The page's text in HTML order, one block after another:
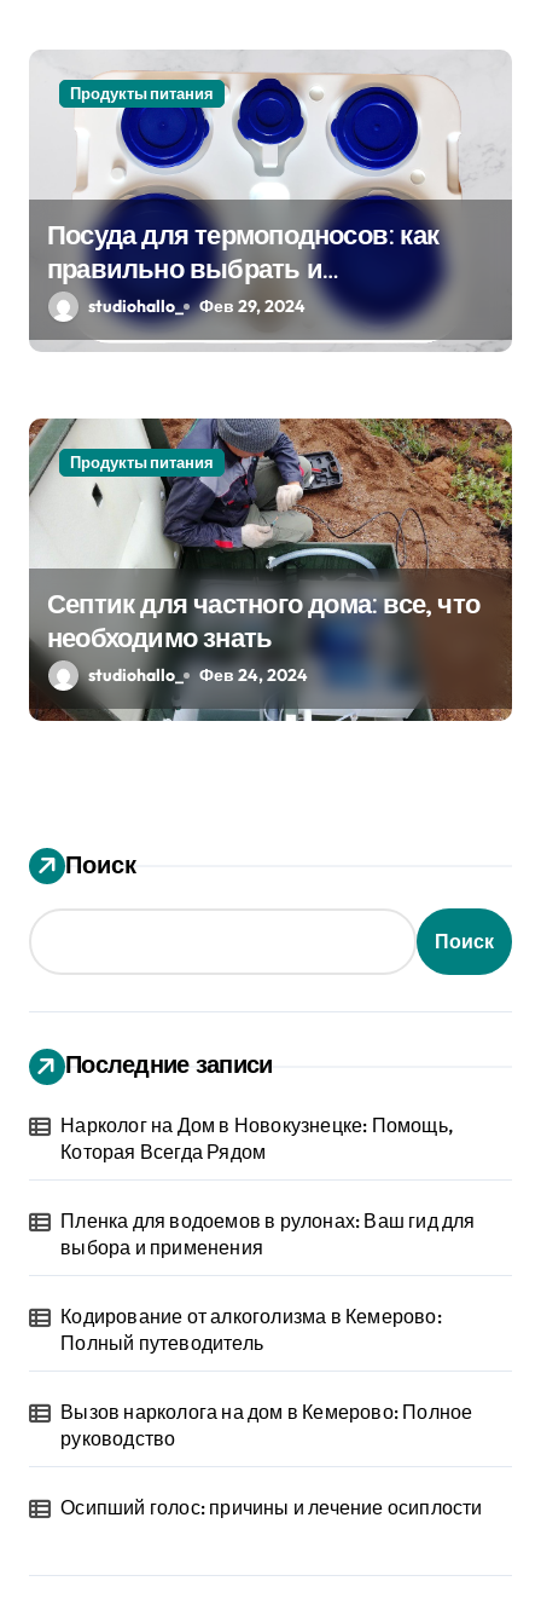
с
Продукты питания
Посуда для термоподносов: как
правильно выбрать и
использовать
studiohallo_ Фев 29, 2024
Продукты питания
Септик для частного дома: все, что
необходимо знать
studiohallo_ Фев 24, 2024
Поиск
Поиск
Последние записи
Нарколог на Дом в Новокузнецке: Помощь,
Которая Всегда Рядом
Пленка для водоемов в рулонах: Ваш гид для
выбора и применения
Кодирование от алкоголизма в Кемерово:
Полный путеводитель
Вызов нарколога на дом в Кемерово: Полное
руководство
Осипший голос: причины и лечение осиплости